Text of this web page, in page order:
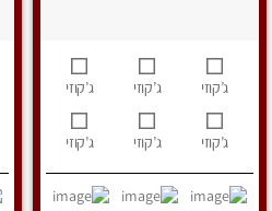
ג’קוזי ג’קוזי ג’קוזי
ג’קוזי ג’קוזי ג’קוזי